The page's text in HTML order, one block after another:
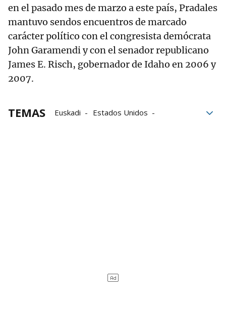
en el pasado mes de marzo a este país, Pradales
mantuvo sendos encuentros de marcado
carácter político con el congresista demócrata
John Garamendi y con el senador republicano
James E. Risch, gobernador de Idaho en 2006 y
2007.
TEMAS Euskadi
Estados Unidos